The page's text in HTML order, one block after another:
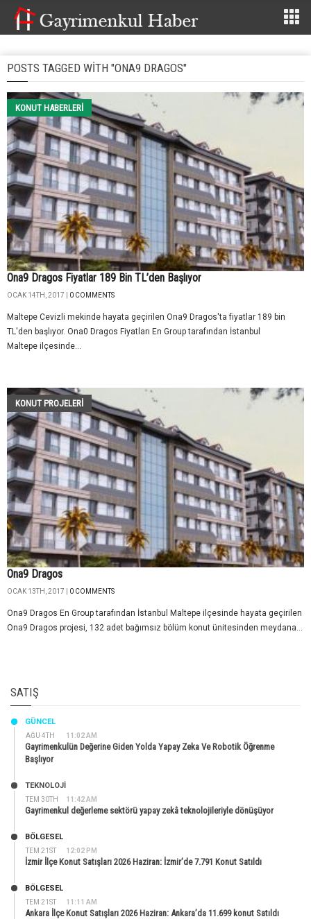
POSTS TAGGED WITH "ONA9 DRAGOS"
KONUT HABERLERI
Ona9 Dragos Fiyatlar 189 Bin TL’den Başlıyor
OCAK 14TH, 2017 | 0 COMMENTS
Maltepe Cevizli mekinde hayata geçirilen Ona9 Dragos'ta fiyatlar 189 bin
TL'den başlıyor. Ona0 Dragos Fiyatları En Group tarafından İstanbul
Maltepe ilçesinde...
KONUT PROJELERI
Ona9 Dragos
OCAK 13TH, 2017 | 0 COMMENTS
Ona9 Dragos En Group tarafından İstanbul Maltepe ilçesinde hayata geçirilen
Ona9 Dragos projesi, 132 adet bağımsız bölüm konut ünitesinden meydana...
SATIŞ
AĞU 4TH 11:02 AM
GÜNCEL
Gayrimenkulün Değerine Giden Yolda Yapay Zeka Ve Robotik Öğrenme
Başlıyor
TEM 30TH 11:42 AM
TEKNOLOJİ
Gayrimenkul değerleme sektörü yapay zekâ teknolojileriyle dönüşüyor
TEM 21ST 12:02 PM
BÖLGESEL
İzmir İlçe Konut Satışları 2026 Haziran: İzmir’de 7.791 Konut Satıldı
TEM 21ST 11:11 AM
BÖLGESEL
Ankara İlçe Konut Satışları 2026 Haziran: Ankara’da 11.699 konut Satıldı